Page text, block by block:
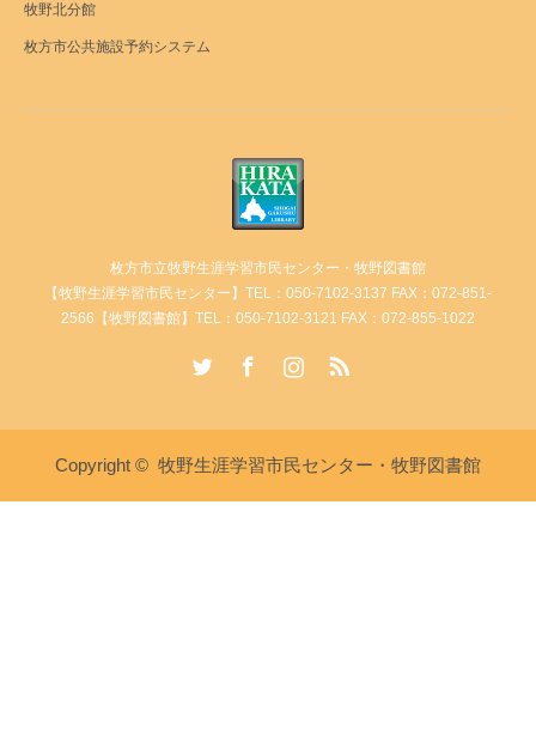
牧野北分館
枚方市公共施設予約システム
枚方市立牧野生涯学習市民センター・牧野図書館
【牧野生涯学習市民センター】TEL：050-7102-3137 FAX：072-851-
2566【牧野図書館】TEL：050-7102-3121 FAX：072-855-1022
InstagramRSS
Copyright © 牧野生涯学習市民センター・牧野図書館